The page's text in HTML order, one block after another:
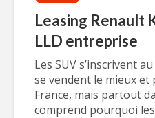
Leasing Renault
LLD entreprise
Les SUV s’inscrivent
se vendent le mieux et
France, mais partout
comprend pourquoi